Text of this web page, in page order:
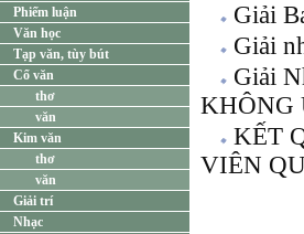
Phiếm luận
Văn học
Tạp văn, tùy bút
Cổ văn
thơ
văn
Kim văn
thơ
văn
Giải trí
Nhạc
Giải
Giải
Giải
KHÔNG
KẾT
VIÊN